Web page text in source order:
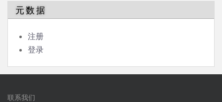
元数据
注册
登录
联系我们